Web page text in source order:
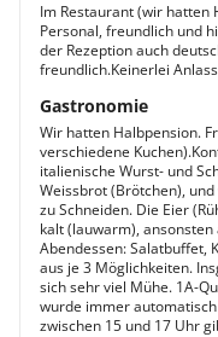
Im Restaurant (wir hatten
Personal, freundlich und
der Rezeption auch
freundlich.Keinerlei
Gastronomie
Wir hatten Halbpension.
verschiedene
italienische Wurst- und
Weissbrot (Brötchen),
zu Schneiden. Die Eier
kalt (lauwarm),
Abendessen: Salatbuffet,
aus je 3 Möglichkeiten.
sich sehr viel Mühe. 1A-
wurde immer
zwischen 15 und 17 Uhr